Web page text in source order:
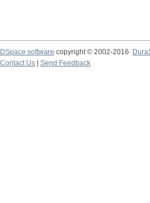
DSpace software copyright © 2002-2016
Contact Us
Send Feedback